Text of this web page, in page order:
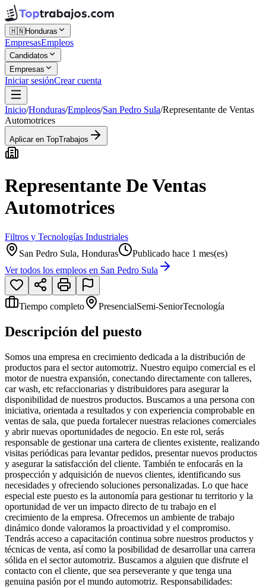
🇭🇳Honduras
EmpresasEmpleos
Candidatos
Empresas
Iniciar sesiónCrear cuenta
Inicio/Honduras/Empleos/San Pedro Sula/Representante de Ventas
Automotrices
Aplicar en TopTrabajos
Representante De Ventas
Automotrices
Filtros y Tecnologías Industriales
San Pedro Sula, Honduras
Publicado hace 1 mes(es)
Ver todos los empleos en San Pedro Sula
Tiempo completo PresencialSemi-SeniorTecnología
Descripción del puesto
Somos una empresa en crecimiento dedicada a la distribución de
productos para el sector automotriz. Nuestro equipo comercial es el
motor de nuestra expansión, conectando directamente con talleres,
car wash, etc refaccionarias y distribuidores para asegurar la
disponibilidad de nuestros productos. Buscamos a una persona con
iniciativa, orientada a resultados y con experiencia comprobable en
ventas de sala, que pueda fortalecer nuestras relaciones comerciales
y abrir nuevas oportunidades de negocio. En este rol, serás
responsable de gestionar una cartera de clientes existente, realizando
visitas periódicas para levantar pedidos, presentar nuevos productos
y asegurar la satisfacción del cliente. También te enfocarás en la
prospección y adquisición de nuevos clientes, identificando sus
necesidades y ofreciendo soluciones personalizadas. Lo que hace
especial este puesto es la autonomía para gestionar tu territorio y la
oportunidad de ver un impacto directo de tu trabajo en el
crecimiento de la empresa. Ofrecemos un ambiente de trabajo
dinámico donde valoramos la proactividad y el compromiso.
Tendrás acceso a capacitación continua sobre nuestros productos y
técnicas de venta, así como la posibilidad de desarrollar una carrera
sólida en el sector automotriz. Buscamos a alguien que disfrute el
contacto con el cliente, que sea perseverante y que tenga una
genuina pasión por el mundo automotriz. Responsabilidades: